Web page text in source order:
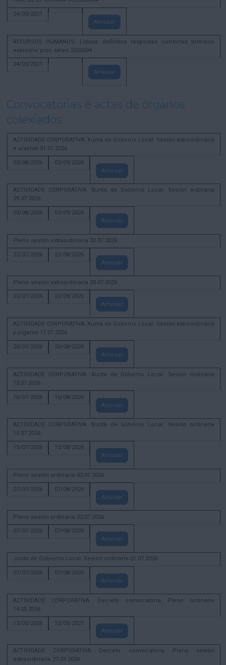
24/03/2021
Amosar
RECURSOS HUMANOS- Listaxe definitiva respostas correctas primeiro
exercicio proc selec 2020004
24/03/2021
Amosar
Convocatorias e actas de órganos
colexiados
ACTIVIDADE CORPORATIVA. Xunta de Goberno Local. Sesión extraordinaria
e urxente 31.07.2026
03/08/2026
03/09/2026
Amosar
ACTIVIDADE CORPORATIVA. Xunta de Goberno Local. Sesión ordinaria
29.07.2026
03/08/2026
03/09/2026
Amosar
Pleno sesión extraordinaria 20.07.2026
22/07/2026
22/08/2026
Amosar
Pleno sesión extraordinaria 20.07.2026
22/07/2026
22/08/2026
Amosar
ACTIVIDADE CORPORATIVA. Xunta de Goberno Local. Sesión extraordinaria
y urgente 17.07.2026
20/07/2026
20/08/2026
Amosar
ACTIVIDADE CORPORATIVA. Xunta de Goberno Local. Sesión ordinaria
15.07.2026
16/07/2026
16/08/2026
Amosar
ACTIVIDADE CORPORATIVA. Xunta de Goberno Local. Sesión ordinaria
15.07.2026
15/07/2026
15/08/2026
Amosar
Pleno sesión ordinaria 02.07.2026
07/07/2026
07/08/2026
Amosar
Pleno sesión ordinaria 02.07.2026
07/07/2026
07/08/2026
Amosar
Junta de Gobierno Local. Sesión ordinaria 01.07.2026
07/07/2026
07/08/2026
Amosar
ACTIVIDADE CORPORATIVA. Decreto convocatoria Pleno ordinario
14.05.2026
12/05/2026
12/05/2027
Amosar
ACTIVIDADE CORPORATIVA Decreto convocatoria Pleno sesión
extraordinaria 27.03.2026